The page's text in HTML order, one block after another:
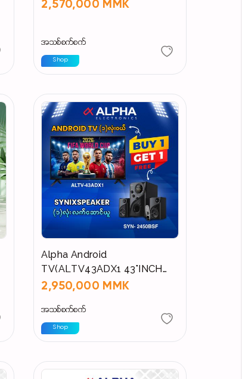
2,570,000 MMK
အသစ်စက်စက်
Shop
Alpha Android
TV(ALTV43ADX1 43"INCH
ANDROID )
2,950,000 MMK
အသစ်စက်စက်
Shop